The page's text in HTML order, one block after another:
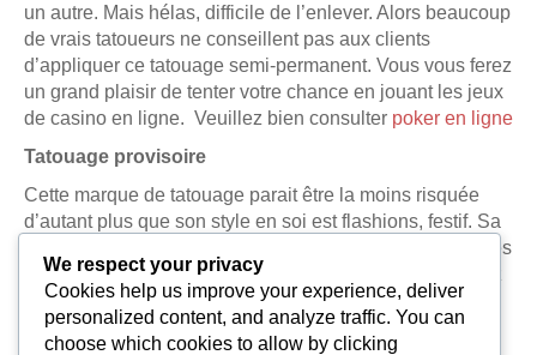
un autre. Mais hélas, difficile de l’enlever. Alors beaucoup
de vrais tatoueurs ne conseillent pas aux clients
d’appliquer ce tatouage semi-permanent. Vous vous ferez
un grand plaisir de tenter votre chance en jouant les jeux
de casino en ligne. Veuillez bien consulter poker en ligne
Tatouage provisoire
Cette marque de tatouage parait être la moins risquée
d’autant plus que son style en soi est flashions, festif. Sa
durée comme le mot le dit n’est que provisoire. (Quelques
jours). Pour se débarrasser de ce tatouage, vous pouvez
simplement utiliser de l’eau et du savon, parfois avec de
l’alcool.
We respect your privacy
Cookies help us improve your experience, deliver
personalized content, and analyze traffic. You can
choose which cookies to allow by clicking